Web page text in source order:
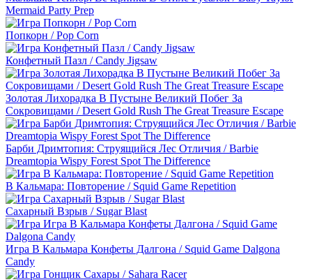
Mermaid Party Prep
Попкорн / Pop Corn
Конфетный Пазл / Candy Jigsaw
Золотая Лихорадка В Пустыне Великий Побег За
Сокровищами / Desert Gold Rush The Great Treasure Escape
Барби Дримтопия: Струящийся Лес Отличия / Barbie
Dreamtopia Wispy Forest Spot The Difference
В Кальмара: Повторение / Squid Game Repetition
Сахарный Взрыв / Sugar Blast
Игра В Кальмара Конфеты Далгона / Squid Game Dalgona
Candy